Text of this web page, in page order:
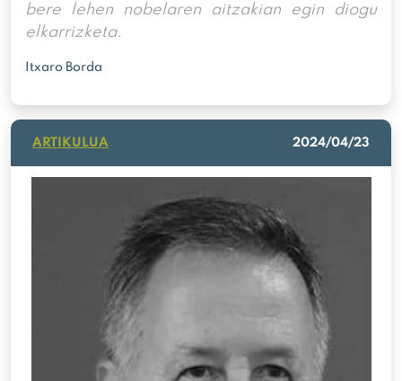
bere lehen nobelaren aitzakian egin diogu
elkarrizketa.
Itxaro Borda
ARTIKULUA 2024/04/23